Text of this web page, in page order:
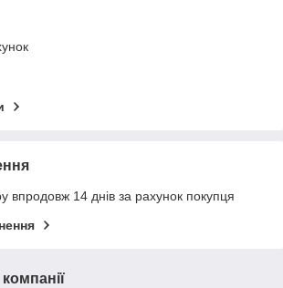
впродовж 14 днів за рахунок покупця